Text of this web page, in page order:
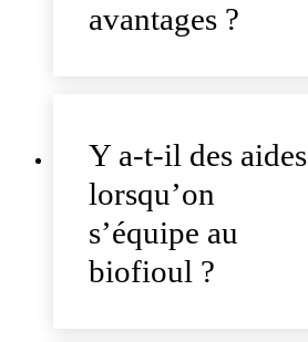
avantages ?
Y a-t-il des aides
lorsqu’on
s’équipe au
biofioul ?